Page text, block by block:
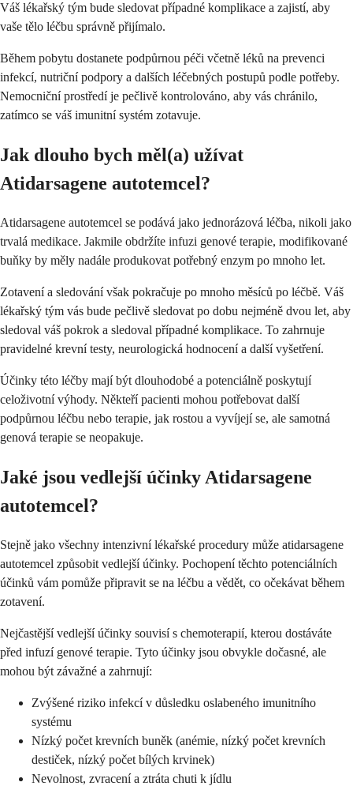
Váš lékařský tým bude sledovat případné komplikace a zajistí, aby
vaše tělo léčbu správně přijímalo.
Během pobytu dostanete podpůrnou péči včetně léků na prevenci
infekcí, nutriční podpory a dalších léčebných postupů podle potřeby.
Nemocniční prostředí je pečlivě kontrolováno, aby vás chránilo,
zatímco se váš imunitní systém zotavuje.
Jak dlouho bych měl(a) užívat
Atidarsagene autotemcel?
Atidarsagene autotemcel se podává jako jednorázová léčba, nikoli jako
trvalá medikace. Jakmile obdržíte infuzi genové terapie, modifikované
buňky by měly nadále produkovat potřebný enzym po mnoho let.
Zotavení a sledování však pokračuje po mnoho měsíců po léčbě. Váš
lékařský tým vás bude pečlivě sledovat po dobu nejméně dvou let, aby
sledoval váš pokrok a sledoval případné komplikace. To zahrnuje
pravidelné krevní testy, neurologická hodnocení a další vyšetření.
Účinky této léčby mají být dlouhodobé a potenciálně poskytují
celoživotní výhody. Někteří pacienti mohou potřebovat další
podpůrnou léčbu nebo terapie, jak rostou a vyvíjejí se, ale samotná
genová terapie se neopakuje.
Jaké jsou vedlejší účinky Atidarsagene
autotemcel?
Stejně jako všechny intenzivní lékařské procedury může atidarsagene
autotemcel způsobit vedlejší účinky. Pochopení těchto potenciálních
účinků vám pomůže připravit se na léčbu a vědět, co očekávat během
zotavení.
Nejčastější vedlejší účinky souvisí s chemoterapií, kterou dostáváte
před infuzí genové terapie. Tyto účinky jsou obvykle dočasné, ale
mohou být závažné a zahrnují:
Zvýšené riziko infekcí v důsledku oslabeného imunitního
systému
Nízký počet krevních buněk (anémie, nízký počet krevních
destiček, nízký počet bílých krvinek)
Nevolnost, zvracení a ztráta chuti k jídlu